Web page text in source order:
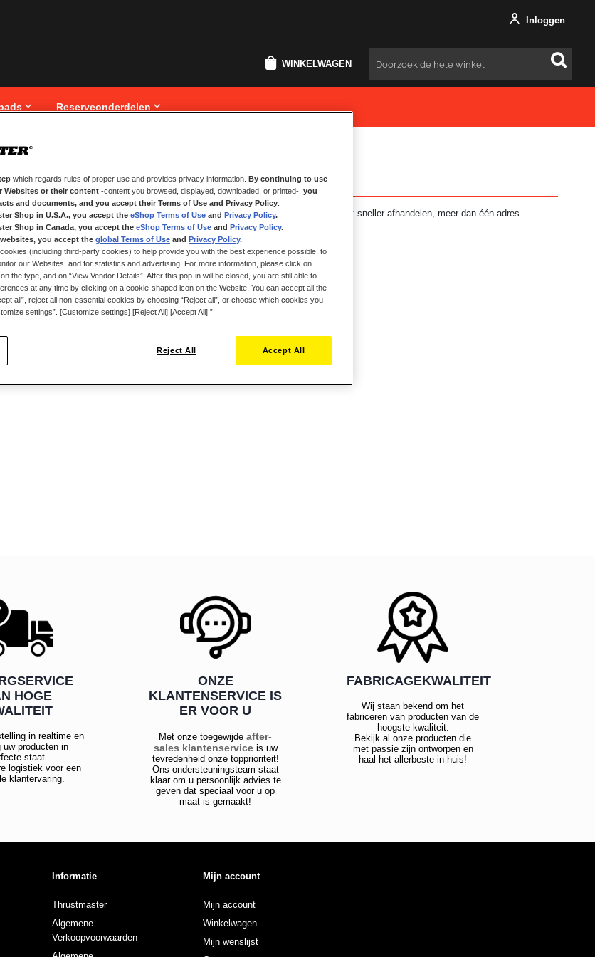
Inloggen
WINKELWAGEN Zoeken
Reserveonderdelen
NIEUWE KLANTEN
Het aanmaken van een account heeft vele voordelen: sneller afhandelen, meer dan één adres
registreren, volgen van bestellingen en meer.
ACCOUNT AANMAKEN
HOGE
in realtime en
uw producten in
staat.
logistiek voor een
klantervaring.
ONZE
KLANTENSERVICE IS
ER VOOR U
Met onze toegewijdeafter-
sales klantenserviceis uw
tevredenheid onze topprioriteit!
Ons ondersteuningsteam staat
klaar om u persoonlijk advies te
geven dat speciaal voor u op
maat is gemaakt!
FABRICAGEKWALITEIT
Wij staan bekend om het
fabriceren van producten van de
hoogste kwaliteit.
Bekijk al onze producten die
met passie zijn ontworpen en
haal het allerbeste in huis!
Informatie
Thrustmaster
Algemene
Verkoopvoorwaarden
Mijn account
Mijn account
Winkelwagen
Mijn wenslijst
which regards rules of proper use and provides privacy information.
By continuing to use
Websites or their content -content you browsed, displayed, downloaded, or printed-, you
and documents, and you accept their Terms of Use and Privacy Policy
Shop in U.S.A., you accept the eShop Terms of Use and Privacy Policy.
Shop in Canada, you accept the eShop Terms of Use and Privacy Policy.
you accept the global Terms of Use and Privacy Policy.
(including third-party cookies) to help provide you with the best experience possible, to
our Websites, and for statistics and advertising. For more information, please click on
the type, and on “View Vendor Details”. After this pop-in will be closed, you are still able to
at any time by clicking on a cookie-shaped icon on the Website. You can accept all the
all”, reject all non-essential cookies by choosing “Reject all”, or choose which cookies you
settings”. [Customize settings] [Reject All] [Accept All] ”
Reject All Accept All